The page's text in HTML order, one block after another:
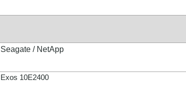
Seagate / NetApp
Exos 10E2400